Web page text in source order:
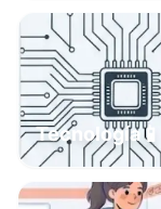
Tecnología📱